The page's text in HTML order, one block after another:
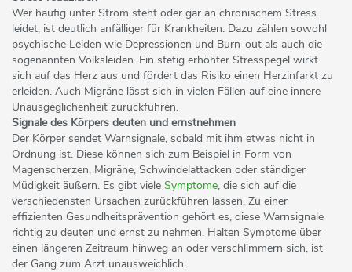
Wer häufig unter Strom steht oder gar an chronischem Stress
leidet, ist deutlich anfälliger für Krankheiten. Dazu zählen sowohl
psychische Leiden wie Depressionen und Burn-out als auch die
sogenannten Volksleiden. Ein stetig erhöhter Stresspegel wirkt
sich auf das Herz aus und fördert das Risiko einen Herzinfarkt zu
erleiden. Auch Migräne lässt sich in vielen Fällen auf eine innere
Unausgeglichenheit zurückführen.
Signale des Körpers deuten und ernstnehmen
Der Körper sendet Warnsignale, sobald mit ihm etwas nicht in
Ordnung ist. Diese können sich zum Beispiel in Form von
Magenscherzen, Migräne, Schwindelattacken oder ständiger
Müdigkeit äußern. Es gibt viele Symptome, die sich auf die
verschiedensten Ursachen zurückführen lassen. Zu einer
effizienten Gesundheitsprävention gehört es, diese Warnsignale
richtig zu deuten und ernst zu nehmen. Halten Symptome über
einen längeren Zeitraum hinweg an oder verschlimmern sich, ist
der Gang zum Arzt unausweichlich.